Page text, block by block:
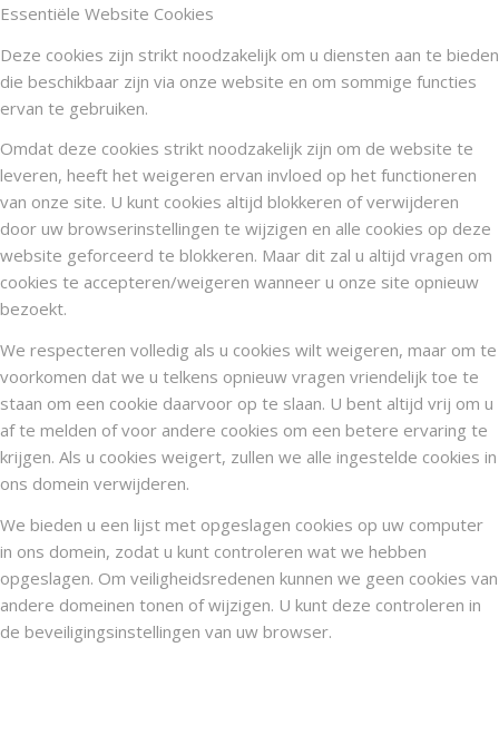
Essentiële Website Cookies
Deze cookies zijn strikt noodzakelijk om u diensten aan te bieden
die beschikbaar zijn via onze website en om sommige functies
ervan te gebruiken.
Omdat deze cookies strikt noodzakelijk zijn om de website te
leveren, heeft het weigeren ervan invloed op het functioneren
van onze site. U kunt cookies altijd blokkeren of verwijderen
door uw browserinstellingen te wijzigen en alle cookies op deze
website geforceerd te blokkeren. Maar dit zal u altijd vragen om
cookies te accepteren/weigeren wanneer u onze site opnieuw
bezoekt.
We respecteren volledig als u cookies wilt weigeren, maar om te
voorkomen dat we u telkens opnieuw vragen vriendelijk toe te
staan om een cookie daarvoor op te slaan. U bent altijd vrij om u
af te melden of voor andere cookies om een betere ervaring te
krijgen. Als u cookies weigert, zullen we alle ingestelde cookies in
ons domein verwijderen.
We bieden u een lijst met opgeslagen cookies op uw computer
in ons domein, zodat u kunt controleren wat we hebben
opgeslagen. Om veiligheidsredenen kunnen we geen cookies van
andere domeinen tonen of wijzigen. U kunt deze controleren in
de beveiligingsinstellingen van uw browser.